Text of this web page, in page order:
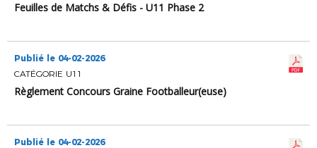
Feuilles de Matchs & Défis - U11 Phase 2
Publié le 04-02-2026
CATÉGORIE U11
Règlement Concours Graine Footballeur(euse)
Publié le 04-02-2026